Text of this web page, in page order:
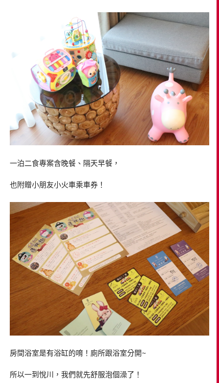
一泊二食專案含晚餐、隔天早餐，
也附贈小朋友小火車乘車券！
房間浴室是有浴缸的唷！廁所跟浴室分開~
所以一到悅川，我們就先舒服泡個澡了！